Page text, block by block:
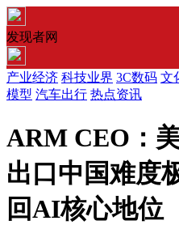
发现者网
产业经济 科技业界 3C数码 文
模型 汽车出行 热点资讯
ARM CEO：
出口中国难度
回AI核心地位